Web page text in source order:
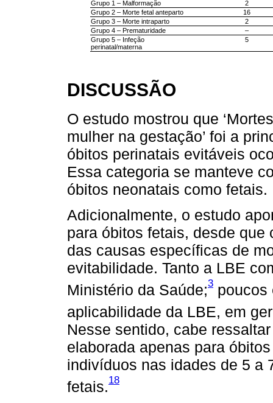
Grupo 1 – Malformação
2
Grupo 2 – Morte fetal anteparto
16
Grupo 3 – Morte intraparto
2
Grupo 4 – Prematuridade
–
Grupo 5 – Infeção
perinatal/materna
5
DISCUSSÃO
O estudo mostrou que
mulher na gestação’ foi a
óbitos perinatais evitáveis
Essa categoria se manteve
óbitos neonatais como fetais.
Adicionalmente, o estudo
para óbitos fetais, desde
das causas específicas de
evitabilidade. Tanto a LBE
Ministério da Saúde;3 poucos
aplicabilidade da LBE, em
Nesse sentido, cabe
elaborada apenas para
indivíduos nas idades de 5 a
fetais.18